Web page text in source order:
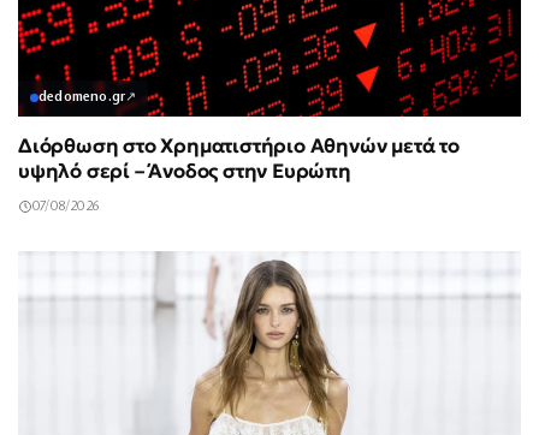
dedomeno.gr↗
Διόρθωση στο Χρηματιστήριο Αθηνών μετά το
υψηλό σερί – Άνοδος στην Ευρώπη
07/08/2026